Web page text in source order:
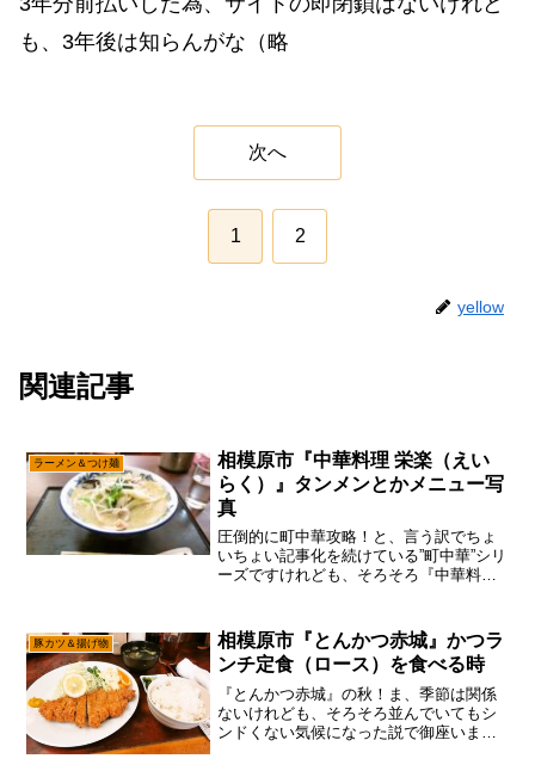
も、3年後は知らんがな（略
次へ
1 2
yellow
関連記事
ラーメン＆つけ麺
相模原市『中華料理 栄楽（えい
らく）』タンメンとかメニュー写
真
圧倒的に町中華攻略！と、言う訳でちょ
いちょい記事化を続けている”町中華”シリ
ーズですけれども、そろそろ『中華料理
は通るのですが、一瞬で通り過ぎてしま
うので「ま、次で...
豚カツ＆揚げ物
相模原市『とんかつ赤城』かつラ
ンチ定食（ロース）を食べる時
『とんかつ赤城』の秋！ま、季節は関係
ないけれども、そろそろ並んでいてもシ
ンドくない気候になった説で御座いま